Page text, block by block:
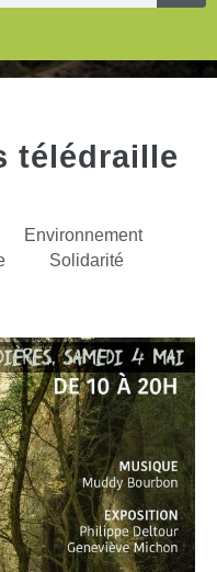
télédraille
Environnement
Solidarité